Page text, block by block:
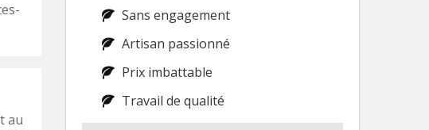
au
Sans engagement
Artisan passionné
Prix imbattable
Travail de qualité